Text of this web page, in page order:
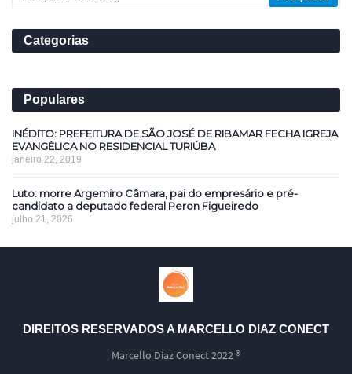
Categorias
Populares
INÉDITO: PREFEITURA DE SÃO JOSÉ DE RIBAMAR FECHA IGREJA
EVANGÉLICA NO RESIDENCIAL TURIÚBA
janeiro 22, 2019
Luto: morre Argemiro Câmara, pai do empresário e pré-
candidato a deputado federal Peron Figueiredo
julho 21, 2026
DIREITOS RESERVADOS A MARCELLO DIAZ CONECT
Marcello Diaz Conect 2022 ®